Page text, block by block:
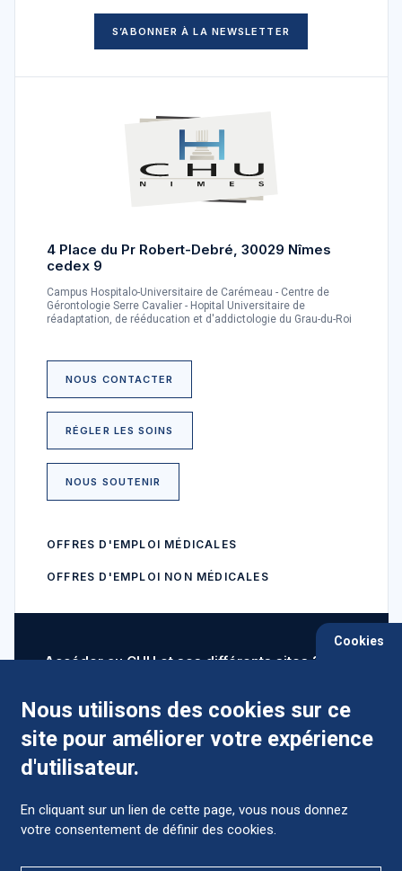
S’ABONNER À LA NEWSLETTER
4 Place du Pr Robert-Debré, 30029 Nîmes
cedex 9
Campus Hospitalo-Universitaire de Carémeau - Centre de
Gérontologie Serre Cavalier - Hopital Universitaire de
réadaptation, de rééducation et d'addictologie du Grau-du-Roi
NOUS CONTACTER
RÉGLER LES SOINS
NOUS SOUTENIR
OFFRES D'EMPLOI MÉDICALES
OFFRES D'EMPLOI NON MÉDICALES
Accéder au CHU et ses différents sites ?
Comment préparer mon hospitalisation ?
Cookies
Nous utilisons des cookies sur ce
site pour améliorer votre expérience
d'utilisateur.
En cliquant sur un lien de cette page, vous nous donnez
votre consentement de définir des cookies.